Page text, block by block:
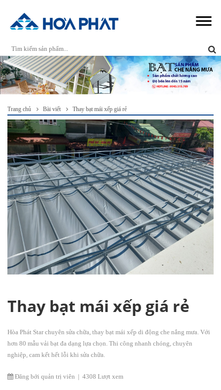
Trang chủ Bài viết Thay bạt mái xếp giá rẻ
Thay bạt mái xếp giá rẻ
Hòa Phát Star chuyên sửa chữa, thay bạt mái xếp di động che nắng mưa. Với
hơn 80 mẫu vải bạt đa dạng lựa chọn. Thi công nhanh chóng, chuyên
nghiệp, cam kết hết lỗi khi sửa chữa.
Đăng bới quản trị viên | 4308 Lượt xem